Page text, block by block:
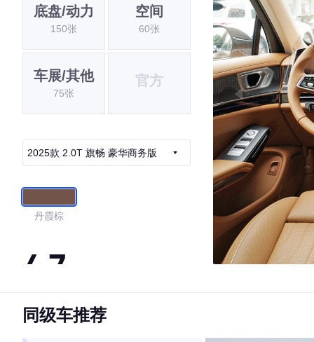
底盘/动力
150张
空间
60张
车展/其他
75张
官方
2025款 2.0T 旗畅 豪华商务版
丹霞棕
4.7
·外观表现较为优秀，优于53%同级车
同级车推荐